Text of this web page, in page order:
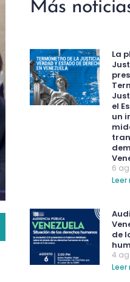
Más
La
el
un
6
Leer
de
4
Leer